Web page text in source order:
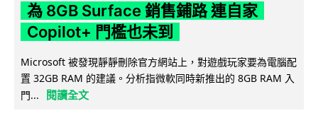
為 8GB Surface 銷售鋪路 連自家
Copilot+ 門檻也未到
Microsoft 被發現靜靜刪除官方網站上，對遊戲玩家要為電腦配
置 32GB RAM 的建議。分析指微軟同時新推出的 8GB RAM 入
門...
閱讀全文